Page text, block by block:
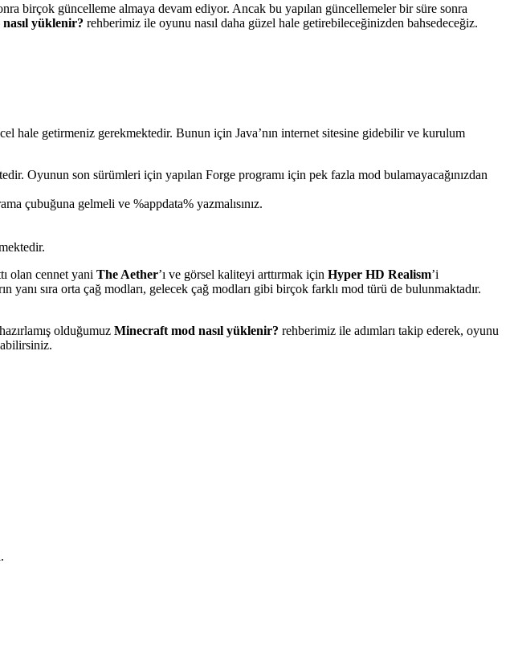
birçok güncelleme almaya devam ediyor. Ancak bu yapılan güncellemeler bir süre sonra
yüklenir? rehberimiz ile oyunu nasıl daha güzel hale getirebileceğinizden bahsedeceğiz.
hale getirmeniz gerekmektedir. Bunun için Java’nın internet sitesine gidebilir ve kurulum
Oyunun son sürümleri için yapılan Forge programı için pek fazla mod bulamayacağınızdan
çubuğuna gelmeli ve %appdata% yazmalısınız.
olan cennet yani The Aether’ı ve görsel kaliteyi arttırmak için Hyper HD Realism’i
sıra orta çağ modları, gelecek çağ modları gibi birçok farklı mod türü de bulunmaktadır.
olduğumuz Minecraft mod nasıl yüklenir? rehberimiz ile adımları takip ederek, oyunu